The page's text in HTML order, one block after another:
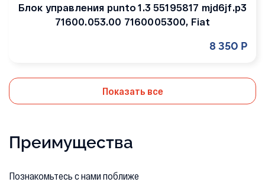
Блок управления punto 1.3 55195817 mjd6jf.p3
71600.053.00 7160005300, Fiat
8 350 Р
Показать все
Преимущества
Познакомьтесь с нами поближе